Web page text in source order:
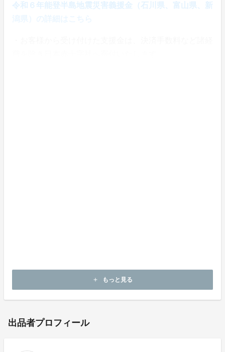
令和６年能登半島地震災害義援金（石川県、富山県、新
ば幸いです。
add もっと見る
出品者プロフィール